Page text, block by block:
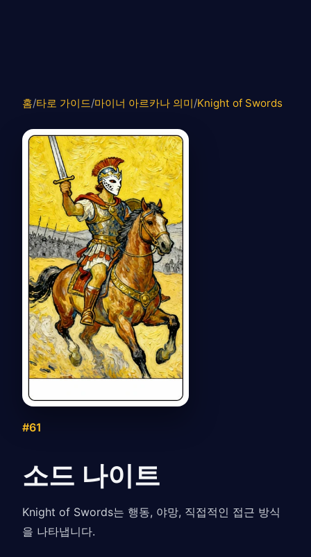
홈/타로 가이드/마이너 아르카나 의미/Knight of Swords
#61
소드 나이트
Knight of Swords는 행동, 야망, 직접적인 접근 방식
을 나타냅니다.